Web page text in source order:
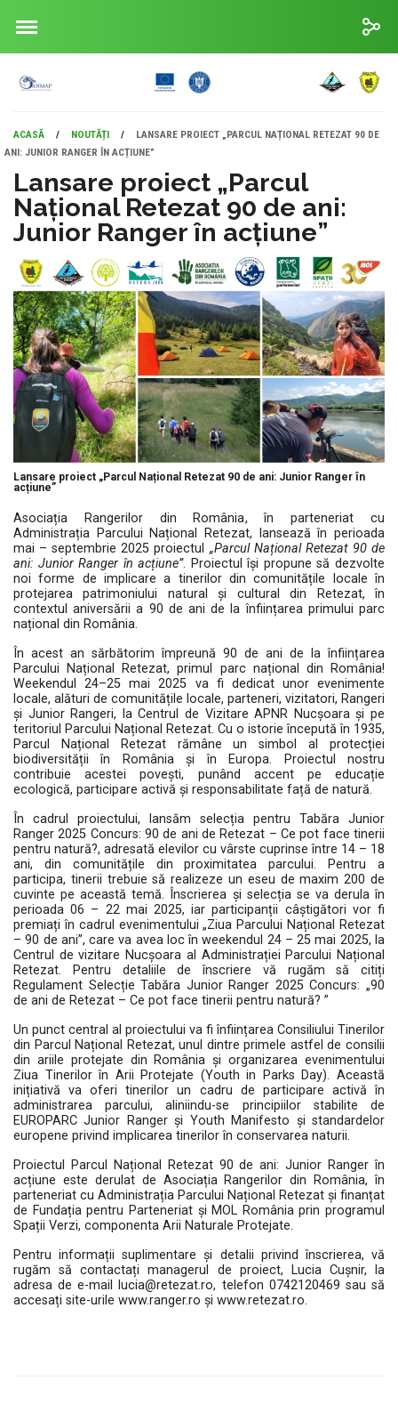
ACASĂ / NOUTĂȚI /
LANSARE PROIECT „PARCUL NAȚIONAL RETEZAT 90 DE
ANI: JUNIOR RANGER ÎN ACȚIUNE”
Lansare proiect „Parcul
Național Retezat 90 de ani:
Junior Ranger în acțiune”
Lansare proiect „Parcul Național Retezat 90 de ani: Junior Ranger în
acțiune”
Asociația Rangerilor din România, în parteneriat cu
Administrația Parcului Național Retezat, lansează în perioada
mai – septembrie 2025 proiectul„Parcul Național Retezat 90 de
ani: Junior Ranger în acțiune”. Proiectul își propune să dezvolte
noi forme de implicare a tinerilor din comunitățile locale în
protejarea patrimoniului natural și cultural din Retezat, în
contextul aniversării a 90 de ani de la înființarea primului parc
național din România.
În acest an sărbătorim împreună 90 de ani de la înființarea
Parcului Național Retezat, primul parc național din România!
Weekendul 24–25 mai 2025 va fi dedicat unor evenimente
locale, alături de comunitățile locale, parteneri, vizitatori, Rangeri
și Junior Rangeri, la Centrul de Vizitare APNR Nucșoara și pe
teritoriul Parcului Național Retezat. Cu o istorie începută în 1935,
Parcul Național Retezat rămâne un simbol al protecției
biodiversității în România și în Europa. Proiectul nostru
contribuie acestei povești, punând accent pe educație
ecologică, participare activă și responsabilitate față de natură.
În cadrul proiectului, lansăm selecția pentru Tabăra Junior
Ranger 2025 Concurs: 90 de ani de Retezat – Ce pot face tinerii
pentru natură?, adresată elevilor cu vârste cuprinse între 14 – 18
ani, din comunitățile din proximitatea parcului. Pentru a
participa, tinerii trebuie să realizeze un eseu de maxim 200 de
cuvinte pe această temă. Înscrierea și selecția se va derula în
perioada 06 – 22 mai 2025, iar participanții câștigători vor fi
premiați în cadrul evenimentului „Ziua Parcului Național Retezat
– 90 de ani”, care va avea loc în weekendul 24 – 25 mai 2025, la
Centrul de vizitare Nucșoara al Administrației Parcului Național
Retezat. Pentru detaliile de înscriere vă rugăm să citiți
Regulament Selecție Tabăra Junior Ranger 2025 Concurs: „90
de ani de Retezat – Ce pot face tinerii pentru natură? ”
Un punct central al proiectului va fi înființarea Consiliului Tinerilor
din Parcul Național Retezat, unul dintre primele astfel de consilii
din ariile protejate din România și organizarea evenimentului
Ziua Tinerilor în Arii Protejate (Youth in Parks Day). Această
inițiativă va oferi tinerilor un cadru de participare activă în
administrarea parcului, aliniindu-se principiilor stabilite de
EUROPARC Junior Ranger și Youth Manifesto și standardelor
europene privind implicarea tinerilor în conservarea naturii.
Proiectul Parcul Național Retezat 90 de ani: Junior Ranger în
acțiune este derulat de Asociația Rangerilor din România, în
parteneriat cu Administrația Parcului Național Retezat și finanțat
de Fundația pentru Parteneriat și MOL România prin programul
Spații Verzi, componenta Arii Naturale Protejate.
Pentru informații suplimentare și detalii privind înscrierea, vă
rugăm să contactați managerul de proiect, Lucia Cușnir, la
adresa de e-mail lucia@retezat.ro, telefon 0742120469 sau să
accesați site-urile www.ranger.ro și www.retezat.ro.